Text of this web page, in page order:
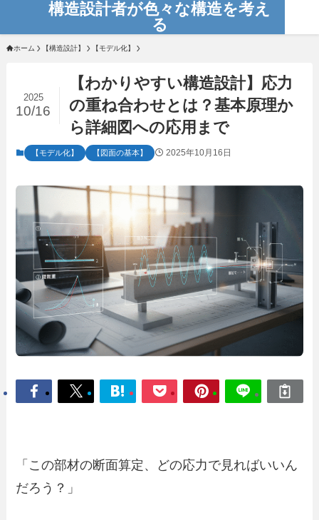
構造設計者が色々な構造を考え
る
ホーム 【構造設計】 【モデル化】
【わかりやすい構造設計】応力
の重ね合わせとは？基本原理か
ら詳細図への応用まで
2025
10/16
【モデル化】 【図面の基本】 2025年10月16日
「この部材の断面算定、どの応力で見ればいいん
だろう？」